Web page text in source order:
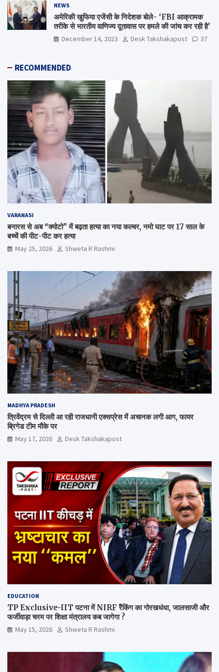
NEWS
अमेरिकी खुफिया एजेंसी के निदेशक बोले- ‘FBI आक्रामक
तरीके से भारतीय वाणिज्य दूतावास पर हमले की जांच कर रही है’
December 14, 2023 Desk Takshakapost 37
RECOMMENDED
VARANASI
बनारस से अब “क्योटो” में बढ़ता हत्या का नया कल्चर, नमो घाट पर 17 साल के
बच्चें की पीट-पीट कर हत्या
May 25, 2026 Shweta R Rashmi
MADHYA PRADESH
त्रिवेंद्रम से दिल्ली आ रही राजधानी एक्सप्रेस में अचानक लगी आग, फायर
ब्रिगेड टीम मौके पर
May 17, 2026 Desk Takshakapost
EDUCATION
TP Exclusive-IIT पटना में NIRF रैंकिंग का गोरखधंधा, जालसाजी और
फर्जीवाड़ा चरम पर शिक्षा मंत्रालय कब जागेगा ?
May 15, 2026 Shweta R Rashmi